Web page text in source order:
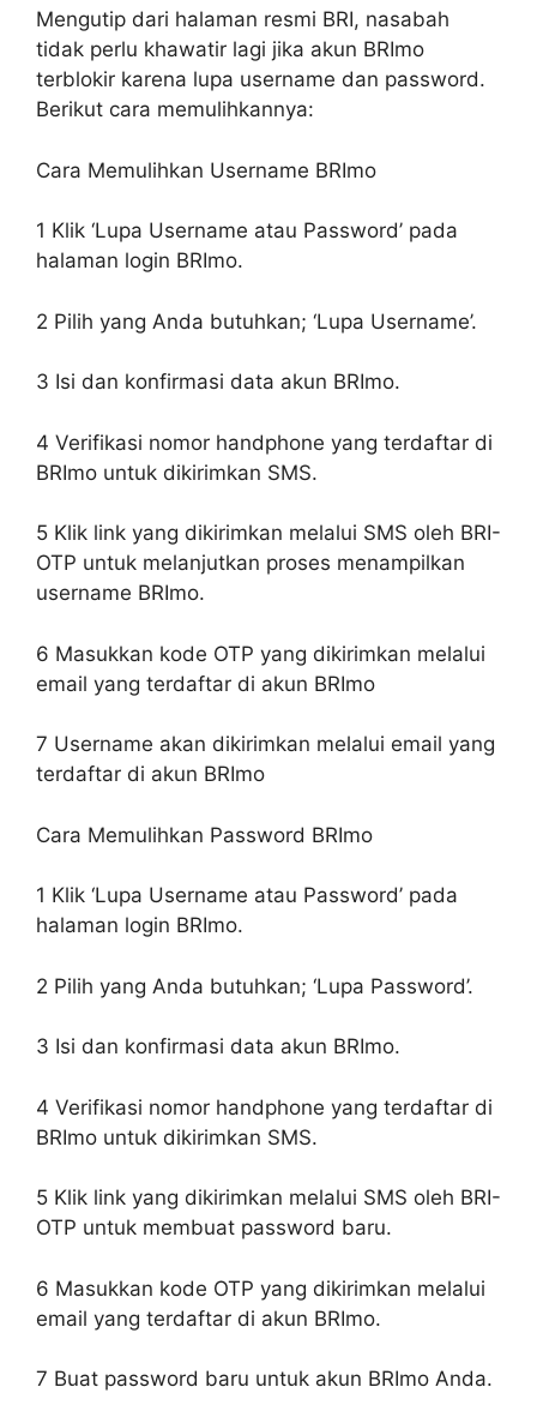
Mengutip dari halaman resmi BRI, nasabah
tidak perlu khawatir lagi jika akun BRImo
terblokir karena lupa username dan password.
Berikut cara memulihkannya:
Cara Memulihkan Username BRImo
1 Klik ‘Lupa Username atau Password’ pada
halaman login BRImo.
2 Pilih yang Anda butuhkan; ‘Lupa Username’.
3 Isi dan konfirmasi data akun BRImo.
4 Verifikasi nomor handphone yang terdaftar di
BRImo untuk dikirimkan SMS.
5 Klik link yang dikirimkan melalui SMS oleh BRI-
OTP untuk melanjutkan proses menampilkan
username BRImo.
6 Masukkan kode OTP yang dikirimkan melalui
email yang terdaftar di akun BRImo
7 Username akan dikirimkan melalui email yang
terdaftar di akun BRImo
Cara Memulihkan Password BRImo
1 Klik ‘Lupa Username atau Password’ pada
halaman login BRImo.
2 Pilih yang Anda butuhkan; ‘Lupa Password’.
3 Isi dan konfirmasi data akun BRImo.
4 Verifikasi nomor handphone yang terdaftar di
BRImo untuk dikirimkan SMS.
5 Klik link yang dikirimkan melalui SMS oleh BRI-
OTP untuk membuat password baru.
6 Masukkan kode OTP yang dikirimkan melalui
email yang terdaftar di akun BRImo.
7 Buat password baru untuk akun BRImo Anda.